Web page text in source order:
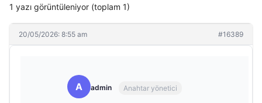
1 yazı görüntüleniyor (toplam 1)
20/05/2026: 8:55 am #16389
A admin Anahtar yönetici